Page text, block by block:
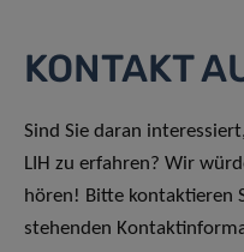
KONTAKT
Sind Sie daran
LIH zu erfahren? Wir
hören! Bitte kontaktieren
stehenden